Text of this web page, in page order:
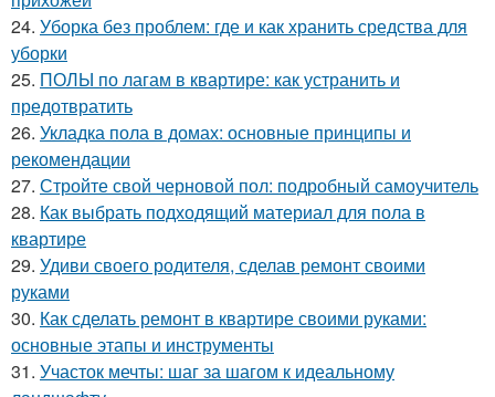
24. Уборка без проблем: где и как хранить средства для
уборки
25. ПОЛЫ по лагам в квартире: как устранить и
предотвратить
26. Укладка пола в домах: основные принципы и
рекомендации
27. Стройте свой черновой пол: подробный самоучитель
28. Как выбрать подходящий материал для пола в
квартире
29. Удиви своего родителя, сделав ремонт своими
руками
30. Как сделать ремонт в квартире своими руками:
основные этапы и инструменты
31. Участок мечты: шаг за шагом к идеальному